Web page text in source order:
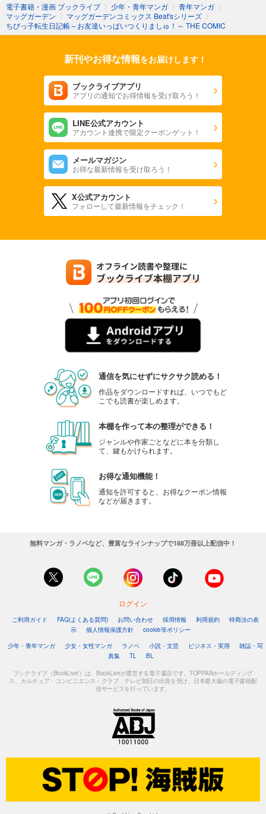
電子書籍・漫画 ブックライブ 〉 少年・青年マンガ 〉 青年マンガ 〉
マッグガーデン 〉 マッグガーデンコミックス Beat'sシリーズ 〉
ちびっ子転生日記帳～お友達いっぱいつくりましゅ！～ THE COMIC
新刊やお得な情報をお届けします！
ブックライブアプリ
アプリの通知でお得情報を受け取ろう！
LINE公式アカウント
アカウント連携で限定クーポンゲット！
メールマガジン
お得な最新情報を受け取ろう！
X公式アカウント
フォローして最新情報をチェック！
通信を気にせずにサクサク読める！
作品をダウンロードすれば、いつでもど
こでも読書が楽しめます。
本棚を作って本の整理ができる！
ジャンルや作家ごとなどに本を分類し
て、鍵もかけられます。
お得な通知機能！
通知を許可すると、お得なクーポン情報
などが届きます。
無料マンガ・ラノベなど、豊富なラインナップで188万冊以上配信中！
ログイン
ご利用ガイド FAQ(よくある質問) お問い合わせ 採用情報 利用規約
特商法の表
示
個人情報保護方針
cookie等ポリシー
少年・青年マンガ
少女・女性マンガ ラノベ 小説・文芸 ビジネス・実用
雑誌・写
真集
TL BL
ブックライブ（BookLive!）は、BookLiveが運営する電子書店です。TOPPANホールディング
ス、カルチュア・コンビニエンス・クラブ、テレビ朝日の出資を受け、日本最大級の電子書籍配
信サービスを行っています。